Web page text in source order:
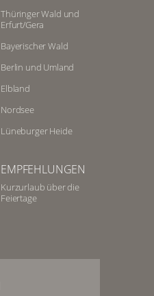
Thüringer Wald und
Erfurt/Gera
Bayerischer Wald
Berlin und Umland
Elbland
Nordsee
Lüneburger Heide
EMPFEHLUNGEN
Kurzurlaub über die
Feiertage